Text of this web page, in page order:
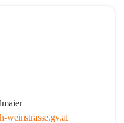
weinstrasse.gv.at